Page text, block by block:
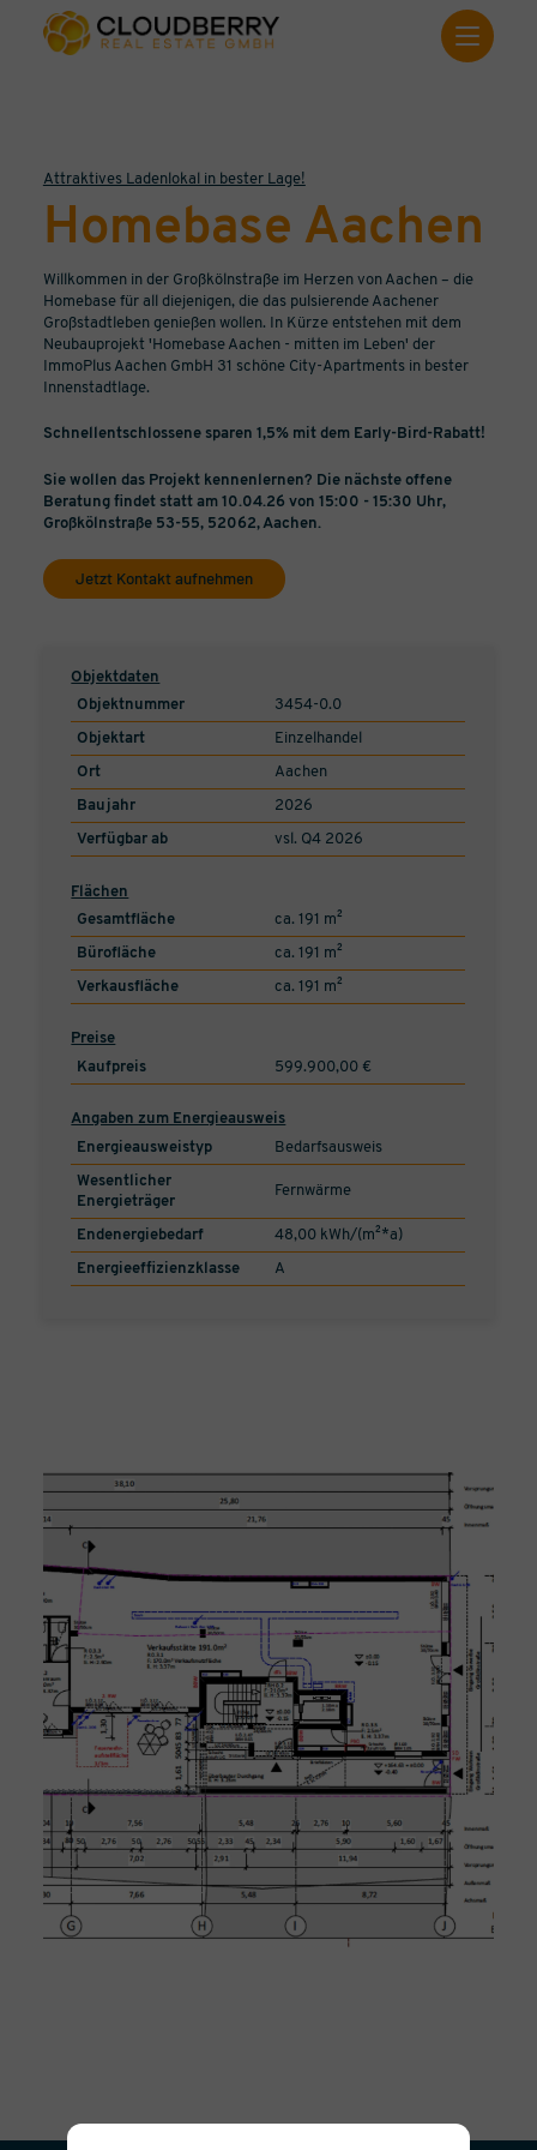
Attraktives Ladenlokal in bester Lage!
Homebase Aachen
Willkommen in der Großkölnstraße im Herzen von Aachen – die
Homebase für all diejenigen, die das pulsierende Aachener
Großstadtleben genießen wollen. In Kürze entstehen mit dem
Neubauprojekt 'Homebase Aachen - mitten im Leben' der
ImmoPlus Aachen GmbH 31 schöne City-Apartments in bester
Innenstadtlage.
Schnellentschlossene sparen 1,5% mit dem Early-Bird-Rabatt!
Sie wollen das Projekt kennenlernen? Die nächste offene
Beratung findet statt am 10.04.26 von 15:00 - 15:30 Uhr,
Großkölnstraße 53-55, 52062, Aachen.
Jetzt Kontakt aufnehmen
Objektdaten
Objektnummer
3454-0.0
Objektart Einzelhandel
Ort Aachen
Baujahr 2026
Verfügbar ab vsl. Q4 2026
Flächen
Gesamtfläche
ca. 191 m²
Bürofläche ca. 191 m²
Verkausfläche ca. 191 m²
Preise
Kaufpreis
599.900,00 €
Angaben zum Energieausweis
Energieausweistyp
Bedarfsausweis
Wesentlicher
Energieträger
Fernwärme
Endenergiebedarf 48,00 kWh/(m²*a)
Energieeffizienzklasse A